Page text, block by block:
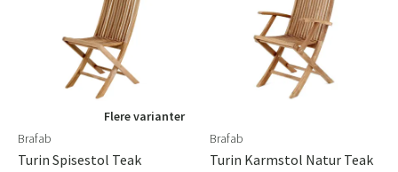
Flere varianter
Brafab
Turin Spisestol Teak
Brafab
Turin Karmstol Natur Teak